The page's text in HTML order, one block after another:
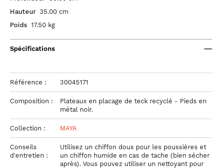
Hauteur 35.00 cm
Poids 17.50 kg
Spécifications
Référence : 30045171
Composition :
Plateaux en placage de teck recyclé - Pieds en
métal noir.
Collection : MAYA
Conseils
d'entretien :
Utilisez un chiffon doux pour les poussières et
un chiffon humide en cas de tache (bien sécher
après). Vous pouvez utiliser un nettoyant pour